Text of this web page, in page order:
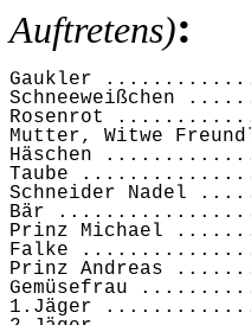
Auftretens):
Gaukler
Schneeweißchen
Rosenrot
Mutter, Witwe
Häschen
Taube
Schneider Nadel
Bär
Prinz Michael
Falke
Prinz Andreas
Gemüsefrau
1.Jäger